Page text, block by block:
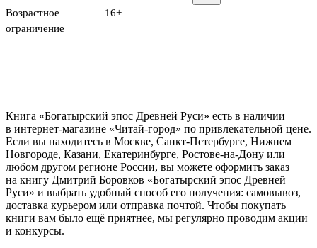
Возрастное
ограничение
16+
Книга «Богатырский эпос Древней Руси» есть в наличии
в интернет-магазине «Читай-город» по привлекательной цене.
Если вы находитесь в Москве, Санкт-Петербурге, Нижнем
Новгороде, Казани, Екатеринбурге, Ростове-на-Дону или
любом другом регионе России, вы можете оформить заказ
на книгу Дмитрий Боровков «Богатырский эпос Древней
Руси» и выбрать удобный способ его получения: самовывоз,
доставка курьером или отправка почтой. Чтобы покупать
книги вам было ещё приятнее, мы регулярно проводим акции
и конкурсы.